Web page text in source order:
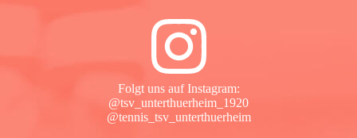
Folgt uns auf Instagram:
@tsv_unterthuerheim_1920
@tennis_tsv_unterthuerheim